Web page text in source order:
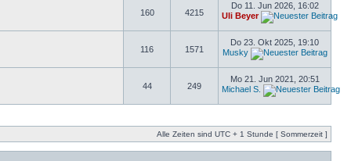
160 4215
Do 11. Jun 2026, 16:02
Uli Beyer
116 1571
Do 23. Okt 2025, 19:10
Musky
44 249
Mo 21. Jun 2021, 20:51
Michael S.
Alle Zeiten sind UTC + 1 Stunde [ Sommerzeit ]